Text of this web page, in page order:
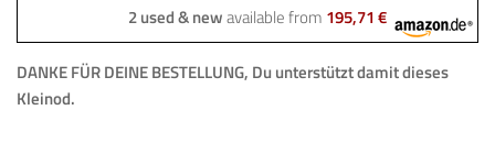
2 used & newavailable from 195,71 €
DANKE FÜR DEINE BESTELLUNG, Du unterstützt damit dieses
Kleinod.